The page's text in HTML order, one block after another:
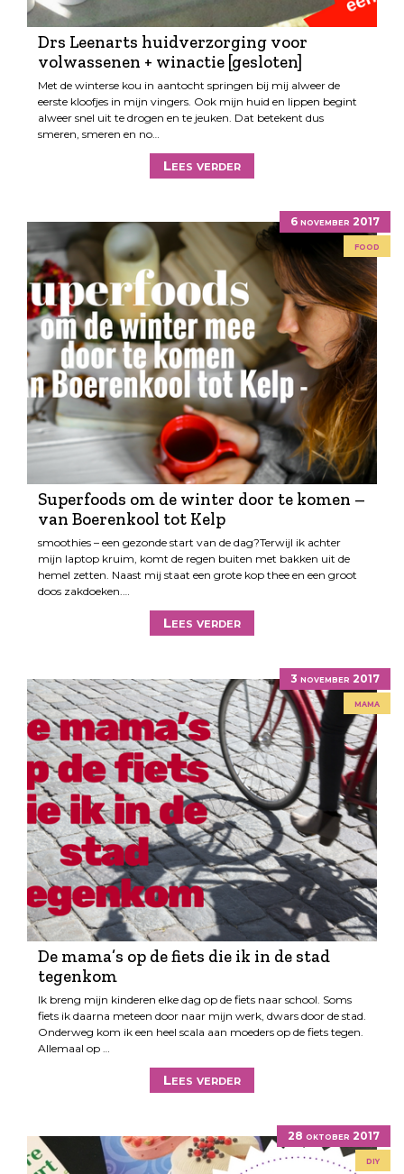
Drs Leenarts huidverzorging voor
volwassenen + winactie [gesloten]
Met de winterse kou in aantocht springen bij mij alweer de
eerste kloofjes in mijn vingers. Ook mijn huid en lippen begint
alweer snel uit te drogen en te jeuken. Dat betekent dus
smeren, smeren en no…
Lees verder
6 november 2017
food
Superfoods om de winter door te komen –
van Boerenkool tot Kelp
smoothies – een gezonde start van de dag?Terwijl ik achter
mijn laptop kruim, komt de regen buiten met bakken uit de
hemel zetten. Naast mij staat een grote kop thee en een groot
doos zakdoeken.…
Lees verder
3 november 2017
mama
De mama’s op de fiets die ik in de stad
tegenkom
Ik breng mijn kinderen elke dag op de fiets naar school. Soms
fiets ik daarna meteen door naar mijn werk, dwars door de stad.
Onderweg kom ik een heel scala aan moeders op de fiets tegen.
Allemaal op …
Lees verder
28 oktober 2017
diy